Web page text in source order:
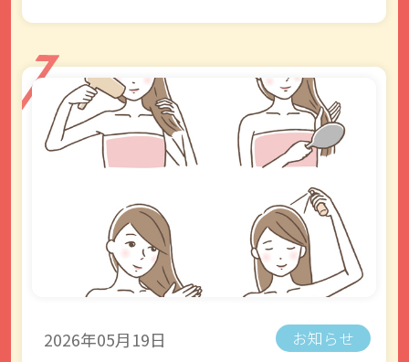
2026年05月19日 お知らせ